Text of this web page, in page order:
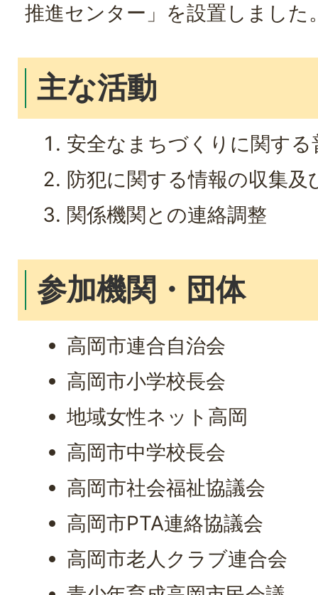
推進センター」を設置しました
主な活動
安全なまちづくりに関する
防犯に関する情報の収集及
関係機関との連絡調整
参加機関・団体
高岡市連合自治会
高岡市小学校長会
地域女性ネット高岡
高岡市中学校長会
高岡市社会福祉協議会
高岡市PTA連絡協議会
高岡市老人クラブ連合会